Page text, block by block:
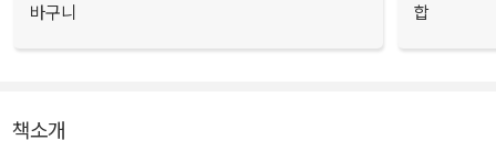
바구니
합
책소개